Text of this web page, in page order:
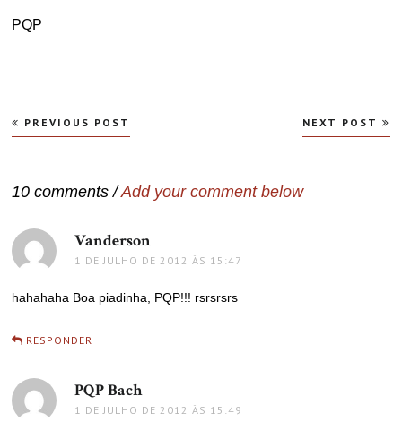
PQP
Navegação
de
PREVIOUS POST NEXT POST
10 comments /Add your comment below
Vanderson
1 DE JULHO DE 2012 ÀS 15:47
hahahaha Boa piadinha, PQP!!! rsrsrsrs
RESPONDER
PQP Bachdisse:
1 DE JULHO DE 2012 ÀS 15:49